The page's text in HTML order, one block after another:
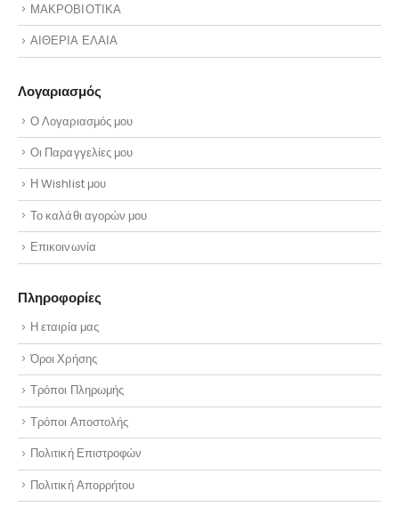
ΜΑΚΡΟΒΙΟΤΙΚΑ
ΑΙΘΕΡΙΑ ΕΛΑΙΑ
Λογαριασμός
Ο Λογαριασμός μου
Οι Παραγγελίες μου
Η Wishlist μου
Το καλάθι αγορών μου
Επικοινωνία
Πληροφορίες
Η εταιρία μας
Όροι Χρήσης
Τρόποι Πληρωμής
Τρόποι Αποστολής
Πολιτική Επιστροφών
Πολιτική Απορρήτου